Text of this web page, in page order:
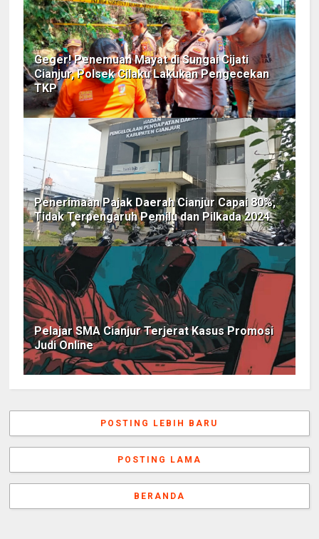
Geger! Penemuan Mayat di Sungai Cijati
Cianjur, Polsek Cilaku Lakukan Pengecekan
TKP
Penerimaan Pajak Daerah Cianjur Capai 80%,
Tidak Terpengaruh Pemilu dan Pilkada 2024
Pelajar SMA Cianjur Terjerat Kasus Promosi
Judi Online
POSTING LEBIH BARU
POSTING LAMA
BERANDA